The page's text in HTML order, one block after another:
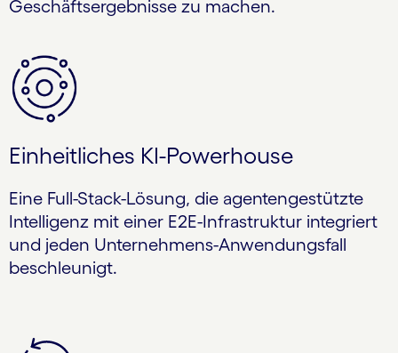
Geschäftsergebnisse zu machen.
Einheitliches KI-Powerhouse
Eine Full-Stack-Lösung, die agentengestützte
Intelligenz mit einer E2E-Infrastruktur integriert
und jeden Unternehmens-Anwendungsfall
beschleunigt.